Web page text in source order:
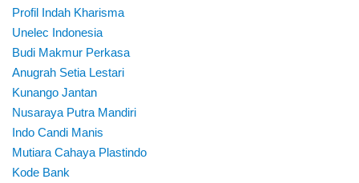
Profil Indah Kharisma
Unelec Indonesia
Budi Makmur Perkasa
Anugrah Setia Lestari
Kunango Jantan
Nusaraya Putra Mandiri
Indo Candi Manis
Mutiara Cahaya Plastindo
Kode Bank